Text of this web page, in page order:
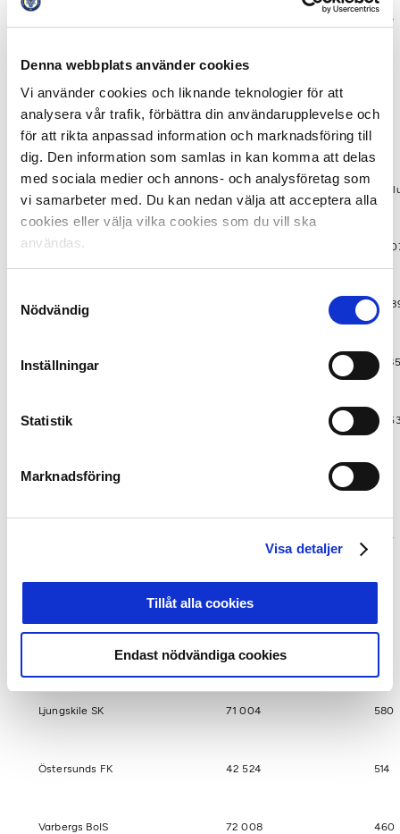
Denna webbplats använder cookies
Vi använder cookies och liknande teknologier för att
analysera vår trafik, förbättra din användarupplevelse och
för att rikta anpassad information och marknadsföring till
dig. Den information som samlas in kan komma att delas
med sociala medier och annons- och analysföretag som
vi samarbeter med. Du kan nedan välja att acceptera alla
cookies eller välja vilka cookies som du vill ska
användas.
Nödvändig
Inställningar
Statistik
Marknadsföring
Visa detaljer
Tillåt alla cookies
Endast nödvändiga cookies
846
Falkenbergs FF
Superettan:
Syrianska FC 4
GAIS 3
Degerfors IF 1 685
Mjällby AIF 1
Assyriska FF 992
905
76 763
Ljungskile SK 71 004 580
Östersunds FK 42 524 514
Varbergs BoIS 72 008 460